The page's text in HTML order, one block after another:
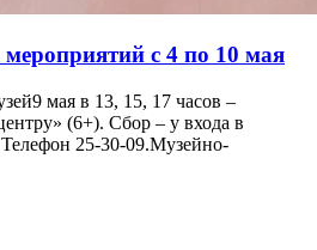
с 4 по 10 мая
мая в 13, 15, 17 часов –
(6+). Сбор – у входа в
25-30-09.Музейно-